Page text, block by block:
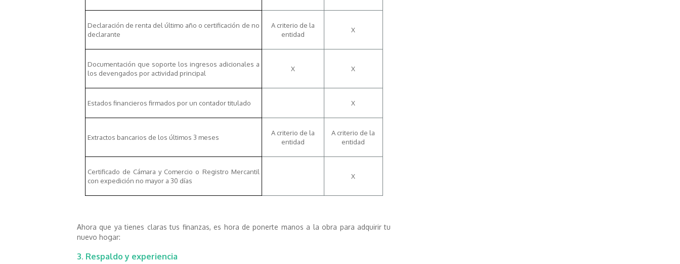
Declaración de renta del último año o certificación de no
declarante
A criterio de la
entidad
X
Documentación que soporte los ingresos adicionales a
los devengados por actividad principal
X X
Estados financieros firmados por un contador titulado X
Extractos bancarios de los últimos 3 meses
A criterio de la
entidad
A criterio de la
entidad
Certificado de Cámara y Comercio o Registro Mercantil
con expedición no mayor a 30 días
X
Ahora que ya tienes claras tus finanzas, es hora de ponerte manos a la obra para adquirir tu
nuevo hogar:
3. Respaldo y experiencia